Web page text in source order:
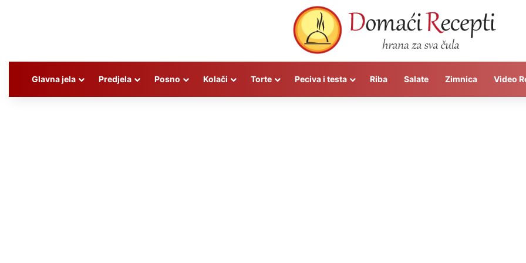
Glavna jela Predjela Posno Kolači Torte Peciva i testa Riba Salate Zimnica Video